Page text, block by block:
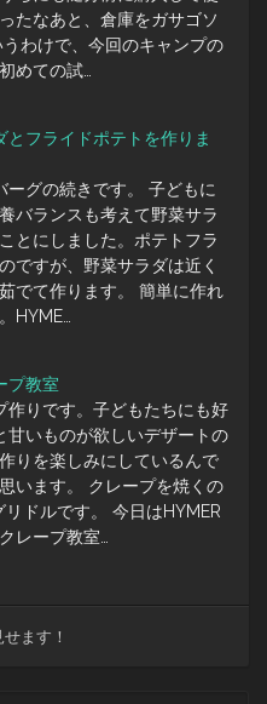
たなあと、倉庫をガサゴソ
わけで、今回のキャンプの
めての試…
とフライドポテトを作りま
ーグの続きです。 子どもに
バランスも考えて野菜サラ
とにしました。ポテトフラ
ですが、野菜サラダは近く
でて作ります。 簡単に作れ
HYME…
プ教室
作りです。子どもたちにも好
甘いものが欲しいデザートの
りを楽しみにしているんで
います。 クレープを焼くの
ドルです。 今日はHYMER
レープ教室…
ます！